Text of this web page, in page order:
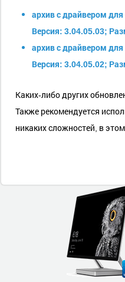
архив с драйвером
Версия: 3.04.05.03;
архив с драйвером
Версия: 3.04.05.02;
Каких-либо других
Также рекомендуется
никаких сложностей, в